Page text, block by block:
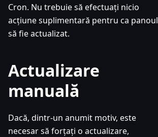
Cron. Nu trebuie să efectuați nicio
acțiune suplimentară pentru ca panoul
să fie actualizat.
Actualizare
manuală
Dacă, dintr-un anumit motiv, este
necesar să forțați o actualizare,